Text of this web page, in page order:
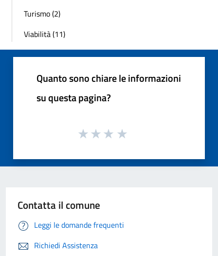
Turismo (2)
Viabilità (11)
Quanto sono chiare le informazioni
su questa pagina?
Contatta il comune
Leggi le domande frequenti
Richiedi Assistenza